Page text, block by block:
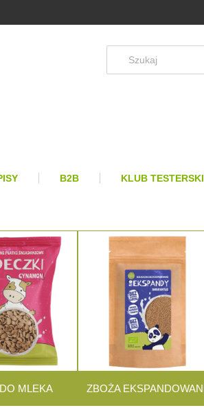
B2B KLUB
MLEKA ZBOŻA